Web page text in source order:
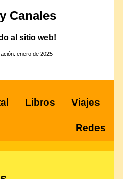
Canales
al sitio web!
enero de 2025
Libros Viajes
Redes